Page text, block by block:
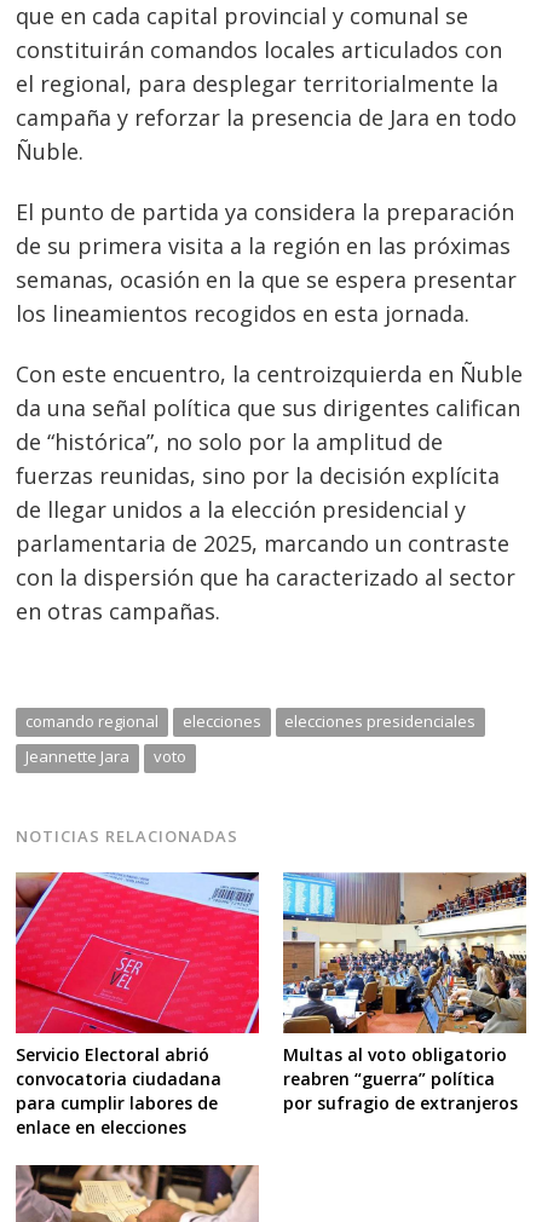
que en cada capital provincial y comunal se
constituirán comandos locales articulados con
el regional, para desplegar territorialmente la
campaña y reforzar la presencia de Jara en todo
Ñuble.
El punto de partida ya considera la preparación
de su primera visita a la región en las próximas
semanas, ocasión en la que se espera presentar
los lineamientos recogidos en esta jornada.
Con este encuentro, la centroizquierda en Ñuble
da una señal política que sus dirigentes califican
de “histórica”, no solo por la amplitud de
fuerzas reunidas, sino por la decisión explícita
de llegar unidos a la elección presidencial y
parlamentaria de 2025, marcando un contraste
con la dispersión que ha caracterizado al sector
en otras campañas.
comando regional elecciones
elecciones presidenciales
Jeannette Jara
voto
NOTICIAS RELACIONADAS
Servicio Electoral abrió
convocatoria ciudadana
para cumplir labores de
enlace en elecciones
Multas al voto obligatorio
reabren “guerra” política
por sufragio de extranjeros